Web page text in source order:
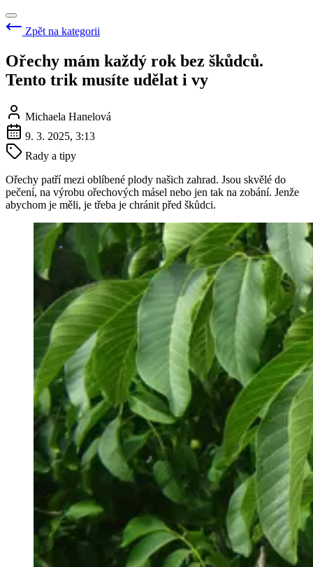
Zpět na kategorii
Ořechy mám každý rok bez škůdců.
Tento trik musíte udělat i vy
Michaela Hanelová
9. 3. 2025, 3:13
Rady a tipy
Ořechy patří mezi oblíbené plody našich zahrad. Jsou skvělé do
pečení, na výrobu ořechových másel nebo jen tak na zobání. Jenže
abychom je měli, je třeba je chránit před škůdci.